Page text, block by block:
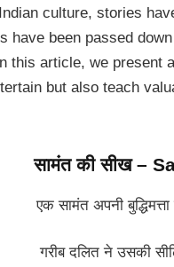
culture, stories
have been passed
this article, we present
but also teach
सामंत की सीख –
एक सामंत अपनी
गरीब दलित ने उसकी